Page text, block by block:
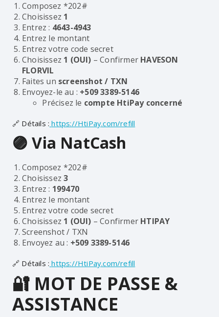
Composez *202#
Choisissez 1
Entrez : 4643-4943
Entrez le montant
Entrez votre code secret
Choisissez 1 (OUI) – Confirmer HAVESON
FLORVIL
Faites un screenshot / TXN
Envoyez-le au : +509 3389-5146
Précisez le compte HtiPay concerné
🔗 Détails : https://HtiPay.com/refill
🟣 Via NatCash
Composez *202#
Choisissez3
Entrez : 199470
Entrez le montant
Entrez votre code secret
Choisissez 1 (OUI) – Confirmer HTIPAY
Screenshot / TXN
Envoyez au : +509 3389-5146
🔗 Détails : https://HtiPay.com/refill
🔐 MOT DE PASSE &
ASSISTANCE